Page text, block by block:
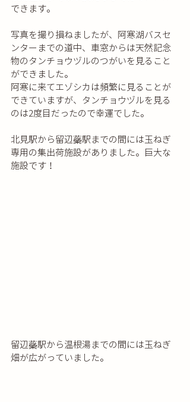
できます。
写真を撮り損ねましたが、阿寒湖バスセ
ンターまでの道中、車窓からは天然記念
物のタンチョウヅルのつがいを見ること
ができました。
阿寒に来てエゾシカは頻繁に見ることが
できていますが、タンチョウヅルを見る
のは2度目だったので幸運でした。
北見駅から留辺蘂駅までの間には玉ねぎ
専用の集出荷施設がありました。巨大な
施設です！
留辺蘂駅から温根湯までの間には玉ねぎ
畑が広がっていました。